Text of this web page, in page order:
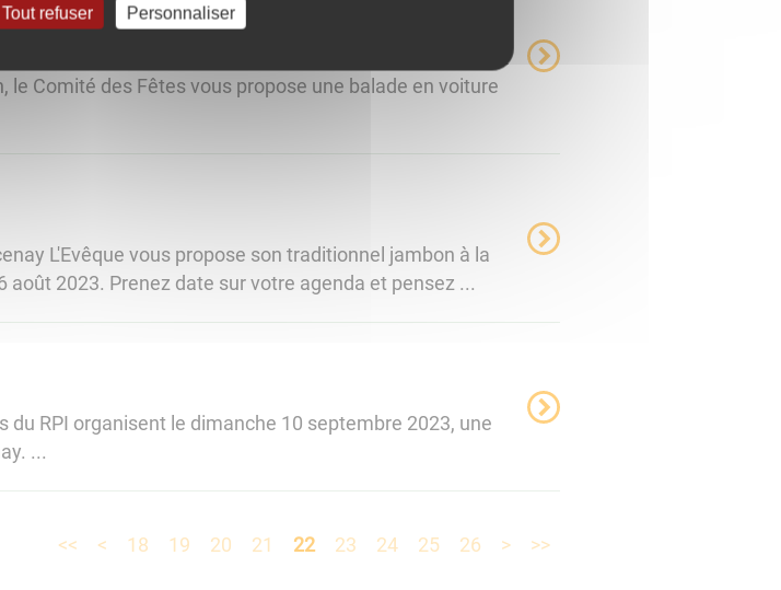
juillet 2023, que se déroulera la kermesse des
le Comité des Fêtes vous propose une balade en voiture
L'Evêque vous propose son traditionnel jambon à la
août 2023. Prenez date sur votre agenda et pensez ...
RPI organisent le dimanche 10 septembre 2023, une
...
<< < 18 19 20 21 22 23 24 25 26 > >>
Tout refuser Personnaliser